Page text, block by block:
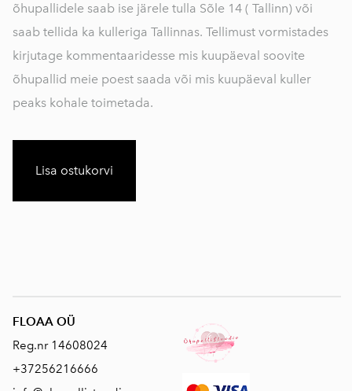
õhupallidele saab ise järele tulla Sõle 14 ( Tallinn) või
saab tellida ka kulleriga Tallinnas. Tellimust vormistades
kirjutage kommentaaridesse mis kuupäeval soovite
õhupallid meie poest saada või mis kuupäeval kuller
peaks kohale toimetada.
Lisa ostukorvi
FLOAA OÜ
Reg.nr 14608024
+37256216666